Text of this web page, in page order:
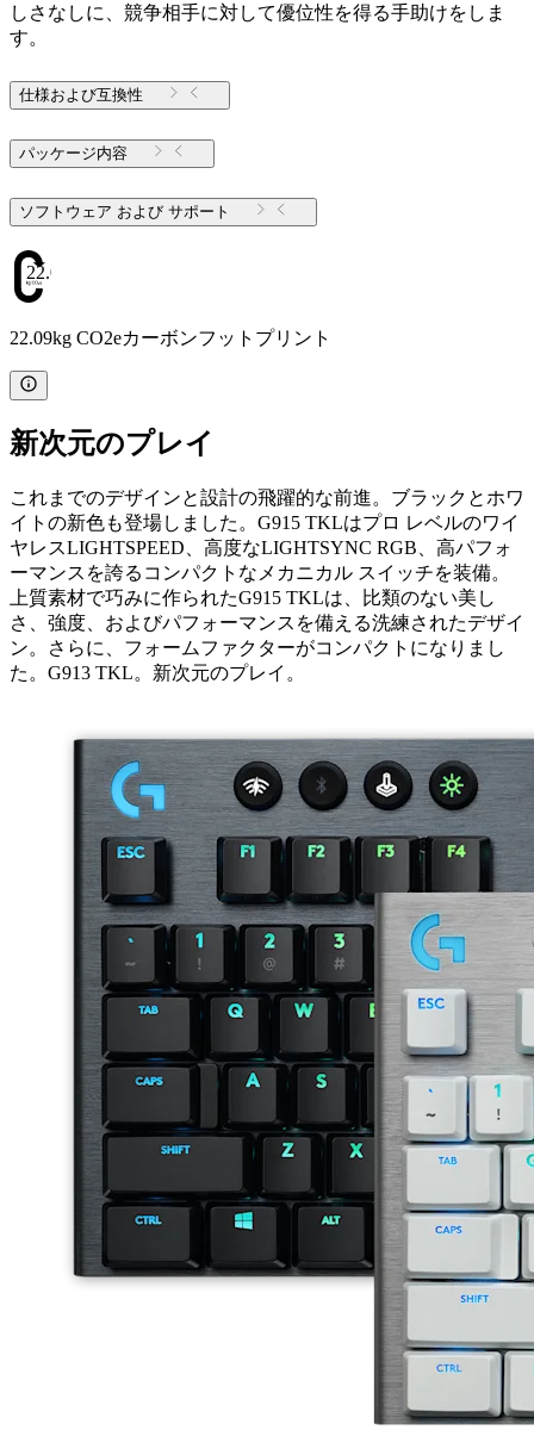
しさなしに、競争相手に対して優位性を得る手助けをしま
す。
仕様および互換性
パッケージ内容
ソフトウェア および サポート
22.09
22.09kg CO2eカーボンフットプリント
新次元のプレイ
これまでのデザインと設計の飛躍的な前進。ブラックとホワ
イトの新色も登場しました。G915 TKLはプロ レベルのワイ
ヤレスLIGHTSPEED、高度なLIGHTSYNC RGB、高パフォ
ーマンスを誇るコンパクトなメカニカル スイッチを装備。
上質素材で巧みに作られたG915 TKLは、比類のない美し
さ、強度、およびパフォーマンスを備える洗練されたデザイ
ン。さらに、フォームファクターがコンパクトになりまし
た。G913 TKL。新次元のプレイ。